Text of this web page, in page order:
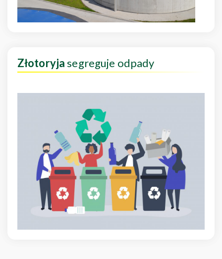
Złotoryjasegreguje odpady